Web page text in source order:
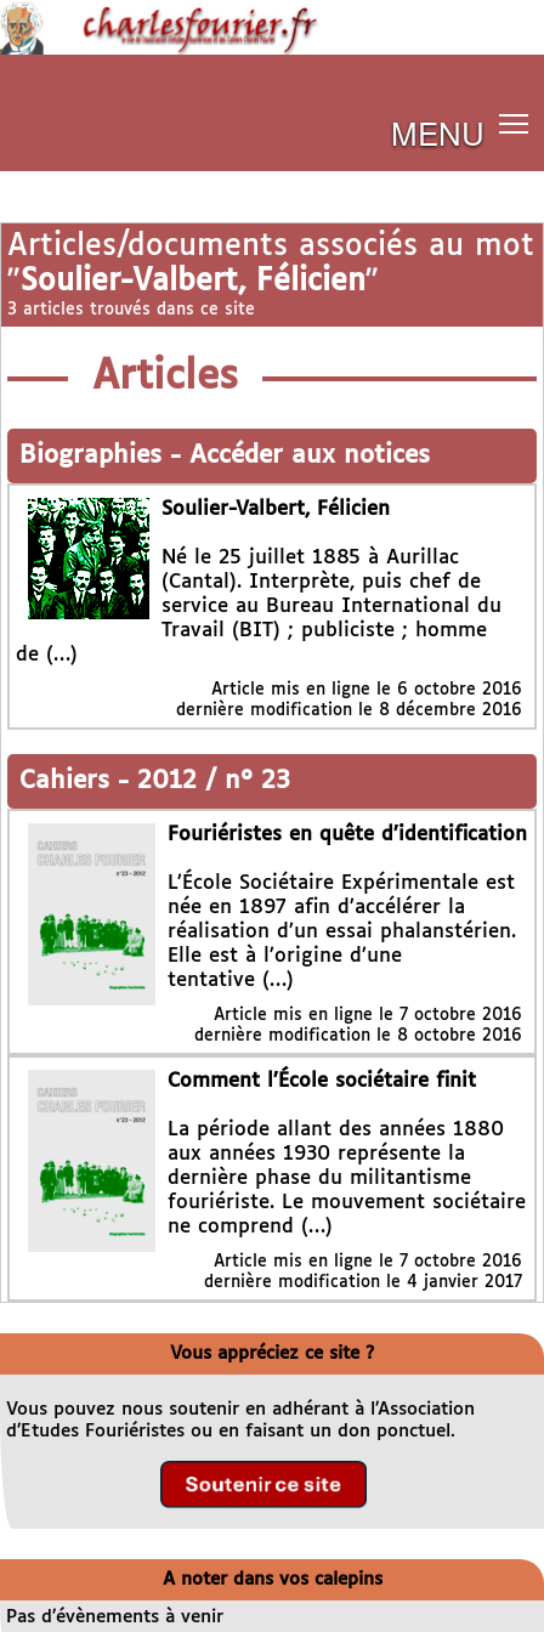
MENU
Articles/documents associés au mot
"Soulier-Valbert, Félicien"
3 articles trouvés dans ce site
Articles
Biographies - Accéder aux notices
Soulier-Valbert, Félicien
Né le 25 juillet 1885 à Aurillac
(Cantal). Interprète, puis chef de
service au Bureau International du
Travail (BIT) ; publiciste ; homme
de (…)
Article mis en ligne le 6 octobre 2016
dernière modification le 8 décembre 2016
Cahiers - 2012 / n° 23
Fouriéristes en quête d’identification
L’École Sociétaire Expérimentale est
née en 1897 afin d’accélérer la
réalisation d’un essai phalanstérien.
Elle est à l’origine d’une
tentative (…)
Article mis en ligne le 7 octobre 2016
dernière modification le 8 octobre 2016
Comment l’École sociétaire finit
La période allant des années 1880
aux années 1930 représente la
dernière phase du militantisme
fouriériste. Le mouvement sociétaire
ne comprend (…)
Article mis en ligne le 7 octobre 2016
dernière modification le 4 janvier 2017
Vous appréciez ce site ?
Vous pouvez nous soutenir en adhérant à l’Association
d’Etudes Fouriéristes ou en faisant un don ponctuel.
A noter dans vos calepins
Pas d’évènements à venir